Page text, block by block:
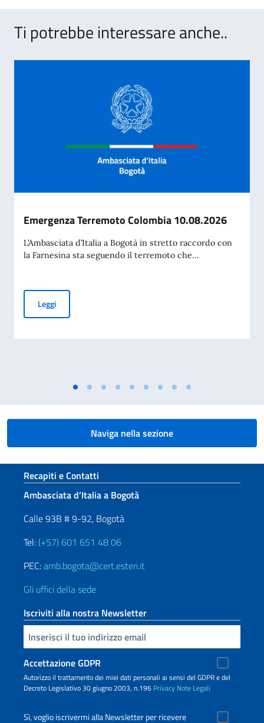
Ti potrebbe interessare anche..
Emergenza Terremoto Colombia 10.08.2026
L’Ambasciata d’Italia a Bogotà in stretto raccordo con
la Farnesina sta seguendo il terremoto che...
LeggiEmergenza Terremoto Colombia 10.08.2026
Naviga nella sezione
Sezione footer
Recapiti e Contatti
Ambasciata d’Italia a Bogotà
Calle 93B # 9-92, Bogotà
Tel: (+57) 601 651 48 06
PEC:amb.bogota@cert.esteri.it
Gli uffici della sede
Iscriviti alla nostra Newsletter
Inserisci la tua email
Accettazione GDPR
Autorizzo il trattamento dei miei dati personali ai sensi del GDPR e del
Decreto Legislativo 30 giugno 2003, n.196 Privacy Note Legali
Sì, voglio iscrivermi alla Newsletter per ricevere